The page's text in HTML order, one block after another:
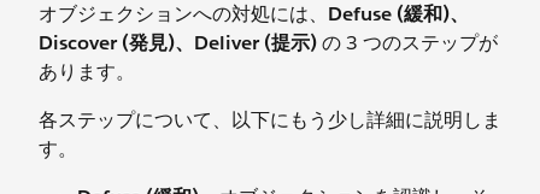
オブジェクションへの対処には、 Defuse (緩和)、
Discover (発見)、Deliver (提示)の 3 つのステップが
あります。
各ステップについて、以下にもう少し詳細に説明しま
す。